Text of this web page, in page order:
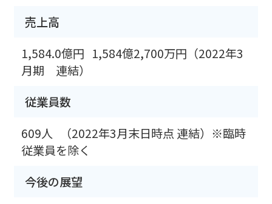
売上高
1,584.0億円 1,584億2,700万円（2022年3
月期 連結）
従業員数
609人
（2022年3月末日時点 連結）※臨時
従業員を除く
今後の展望